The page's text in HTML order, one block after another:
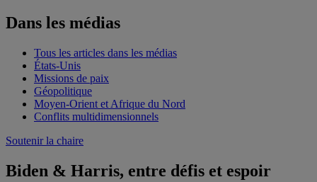
Dans les médias
Tous les articles dans les médias
États-Unis
Missions de paix
Géopolitique
Moyen-Orient et Afrique du Nord
Conflits multidimensionnels
Soutenir la chaire
Biden & Harris, entre défis et espoir